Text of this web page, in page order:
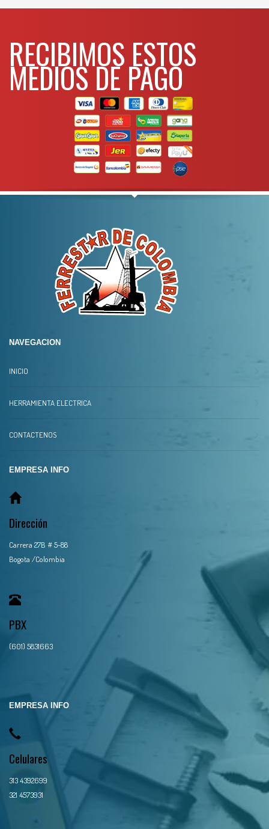
RECIBIMOS ESTOS
MEDIOS DE PAGO
NAVEGACION
INICIO
HERRAMIENTA ELECTRICA
CONTACTENOS
EMPRESA INFO
Dirección
Carrera 27B # 5-88
Bogota /Colombia
PBX
(601) 5831663
EMPRESA INFO
Celulares
313 4392699
321 4573931